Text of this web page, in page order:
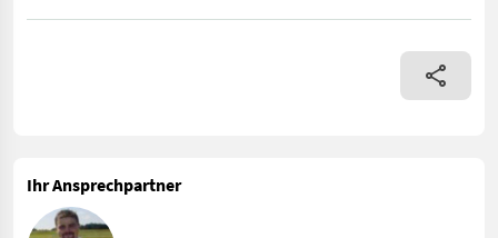
**Produktbeschreibung für Sonstiges Traktorzubehör der
Ihr Ansprechpartner